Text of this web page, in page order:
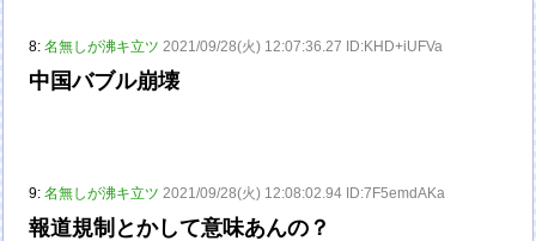
8:名無しが沸キ立ツ 2021/09/28(火) 12:07:36.27 ID:KHD+iUFVa
中国バブル崩壊
9:名無しが沸キ立ツ 2021/09/28(火) 12:08:02.94 ID:7F5emdAKa
報道規制とかして意味あんの？